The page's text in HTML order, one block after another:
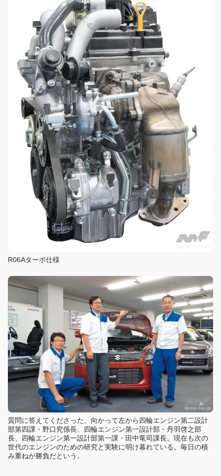
R06Aターボ仕様
質問に答えてくださった、向かって左から四輪エンジン第二設計
部第四課・野口究係長、四輪エンジン第一設計部・丹羽啓之部
長、四輪エンジン第一設計部第一課・田中竜司課長。現在も次の
世代のエンジンのための研究と実験に明け暮れている。毎日の積
み重ねが勝負だという。